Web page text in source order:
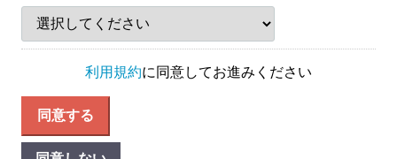
利用規約に同意してお進みください
同意する